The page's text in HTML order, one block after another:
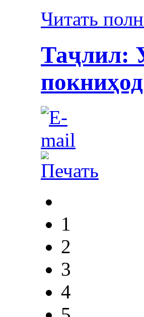
Читать
Таҷлил:
покниҳод
1
2
3
4